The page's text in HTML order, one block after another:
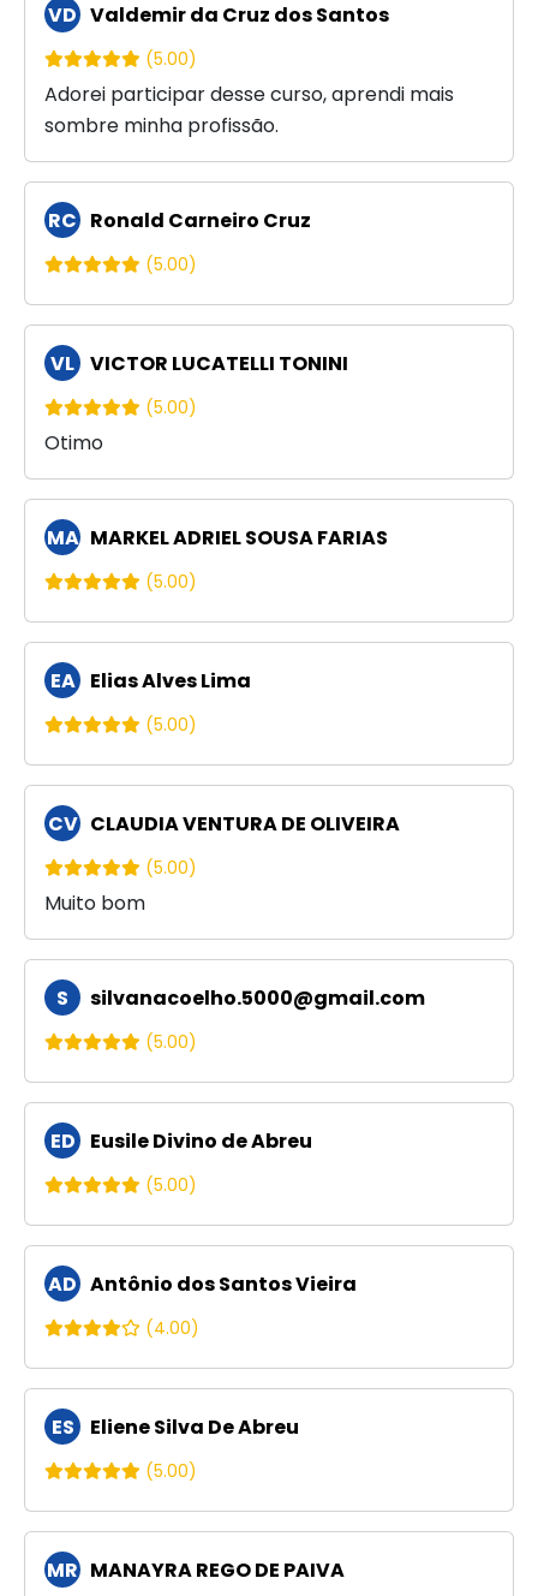
VD Valdemir da Cruz dos Santos
(5.00)
Adorei participar desse curso, aprendi mais
sombre minha profissão.
RC Ronald Carneiro Cruz
(5.00)
VL VICTOR LUCATELLI TONINI
(5.00)
Otimo
MA MARKEL ADRIEL SOUSA FARIAS
(5.00)
EA Elias Alves Lima
(5.00)
CV CLAUDIA VENTURA DE OLIVEIRA
(5.00)
Muito bom
S silvanacoelho.5000@gmail.com
(5.00)
ED Eusile Divino de Abreu
(5.00)
AD Antônio dos Santos Vieira
(4.00)
ES Eliene Silva De Abreu
(5.00)
MR MANAYRA REGO DE PAIVA